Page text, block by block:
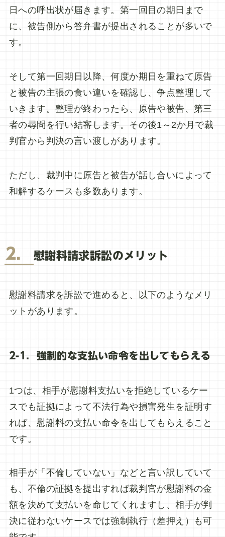
日への呼出状が届きます。第一回目の期日まで
に、被告側から答弁書が提出されることが多いで
す。
そして第一回期日以降、何度か期日を重ねて原告
と被告の主張の食い違いを確認し、争点整理して
いきます。整理が終わったら、原告や被告、第三
者の尋問を行い結審します。その後1～2か月で裁
判官から判決の言い渡しがあります。
ただし、裁判中に原告と被告が話し合いによって
和解するケースも多数あります。
2． 慰謝料請求訴訟のメリット
慰謝料請求を訴訟で進めると、以下のようなメリ
ットがあります。
2-1．強制的な支払い命令を出してもらえる
1つは、相手が慰謝料支払いを拒絶しているケー
スでも証拠によって不法行為や損害発生を証明す
れば、慰謝料の支払い命令を出してもらえること
です。
相手が「不倫していない」などと言い訳していて
も、不倫の証拠を提出すれば裁判官が慰謝料の金
額を決めて支払いを命じてくれますし、相手が判
決に従わないケースでは強制執行（差押え）も可